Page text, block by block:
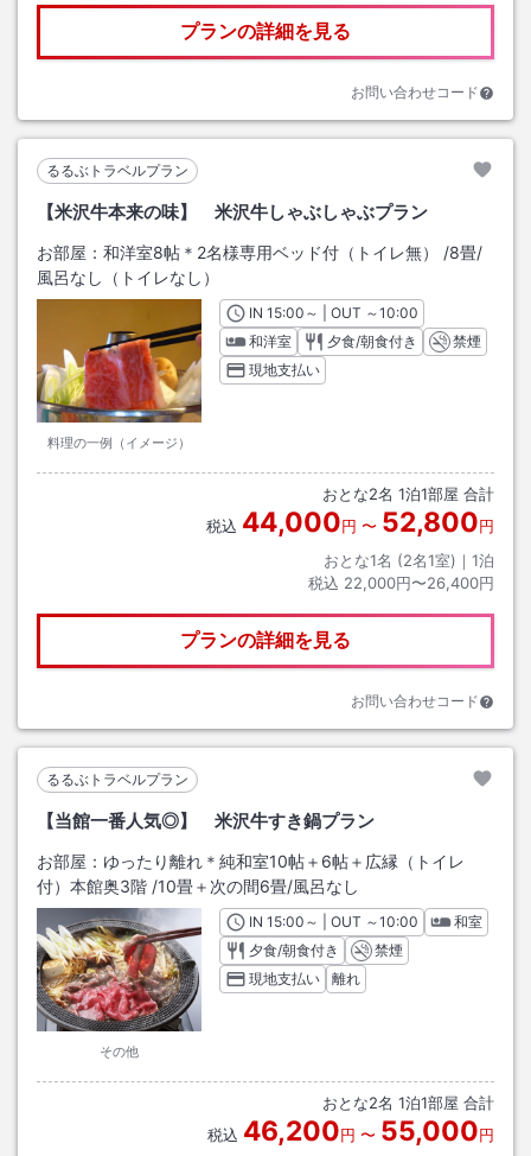
プランの詳細を見る
お問い合わせコード
るるぶトラベルプラン
【米沢牛本来の味】 米沢牛しゃぶしゃぶプラン
お部屋： 和洋室8帖＊2名様専用ベッド付（トイレ無） /8畳/
風呂なし（トイレなし）
料理の一例（イメージ）
INチェックイン
15:00 ～ | OUT チェックアウト
～10:00
和洋室
夕食/朝食付き
禁煙
現地支払い
おとな2名 1泊1部屋 合計
税込 44,000円 〜 52,800円
おとな1名 (2名1室)｜ 1泊
税込 22,000円〜26,400円
プランの詳細を見る
お問い合わせコード
るるぶトラベルプラン
【当館一番人気◎】 米沢牛すき鍋プラン
お部屋： ゆったり離れ＊純和室10帖＋6帖＋広縁（トイレ
付）本館奥3階 /10畳＋次の間6畳/風呂なし
その他
INチェックイン
15:00 ～ | OUT チェックアウト
～10:00
和室
夕食/朝食付き
禁煙
現地支払い
離れ
おとな2名 1泊1部屋 合計
税込 46,200円 〜 55,000円